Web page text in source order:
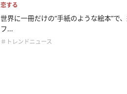
恋する
世界に一冊だけの“手紙のような絵本”で
フ...
＃トレンドニュース